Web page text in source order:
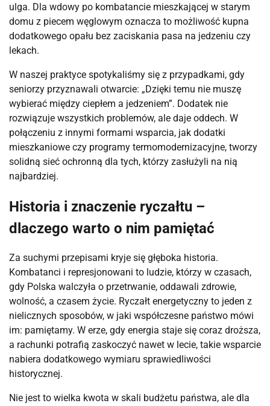
ulga. Dla wdowy po kombatancie mieszkającej w starym
domu z piecem węglowym oznacza to możliwość kupna
dodatkowego opału bez zaciskania pasa na jedzeniu czy
lekach.
W naszej praktyce spotykaliśmy się z przypadkami, gdy
seniorzy przyznawali otwarcie: „Dzięki temu nie muszę
wybierać między ciepłem a jedzeniem”. Dodatek nie
rozwiązuje wszystkich problemów, ale daje oddech. W
połączeniu z innymi formami wsparcia, jak dodatki
mieszkaniowe czy programy termomodernizacyjne, tworzy
solidną sieć ochronną dla tych, którzy zasłużyli na nią
najbardziej.
Historia i znaczenie ryczałtu –
dlaczego warto o nim pamiętać
Za suchymi przepisami kryje się głęboka historia.
Kombatanci i represjonowani to ludzie, którzy w czasach,
gdy Polska walczyła o przetrwanie, oddawali zdrowie,
wolność, a czasem życie. Ryczałt energetyczny to jeden z
nielicznych sposobów, w jaki współczesne państwo mówi
im: pamiętamy. W erze, gdy energia staje się coraz droższa,
a rachunki potrafią zaskoczyć nawet w lecie, takie wsparcie
nabiera dodatkowego wymiaru sprawiedliwości
historycznej.
Nie jest to wielka kwota w skali budżetu państwa, ale dla